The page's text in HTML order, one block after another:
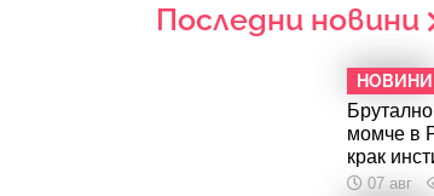
Последни новини
НОВИНИ
момче в
крак
07 авг